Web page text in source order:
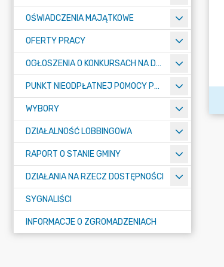
OŚWIADCZENIA MAJĄTKOWE
OFERTY PRACY
OGŁOSZENIA O KONKURSACH NA DYREKTORÓW SZKÓŁ
PUNKT NIEODPŁATNEJ POMOCY PRAWNEJ W MROZACH
WYBORY
DZIAŁALNOŚĆ LOBBINGOWA
RAPORT O STANIE GMINY
DZIAŁANIA NA RZECZ DOSTĘPNOŚCI
SYGNALIŚCI
INFORMACJE O ZGROMADZENIACH